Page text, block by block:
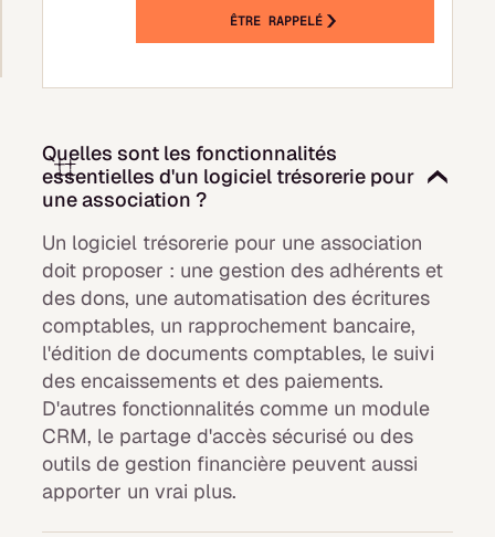
ÊTRE RAPPELÉ
Quelles sont les fonctionnalités
essentielles d'un logiciel trésorerie pour
une association ?
Un logiciel trésorerie pour une association
doit proposer : une gestion des adhérents et
des dons, une automatisation des écritures
comptables, un rapprochement bancaire,
l'édition de documents comptables, le suivi
des encaissements et des paiements.
D'autres fonctionnalités comme un module
CRM, le partage d'accès sécurisé ou des
outils de gestion financière peuvent aussi
apporter un vrai plus.